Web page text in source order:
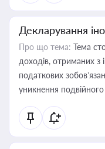
Декларування
Про що тема: Тема
доходів, отриманих з
податкових
уникнення